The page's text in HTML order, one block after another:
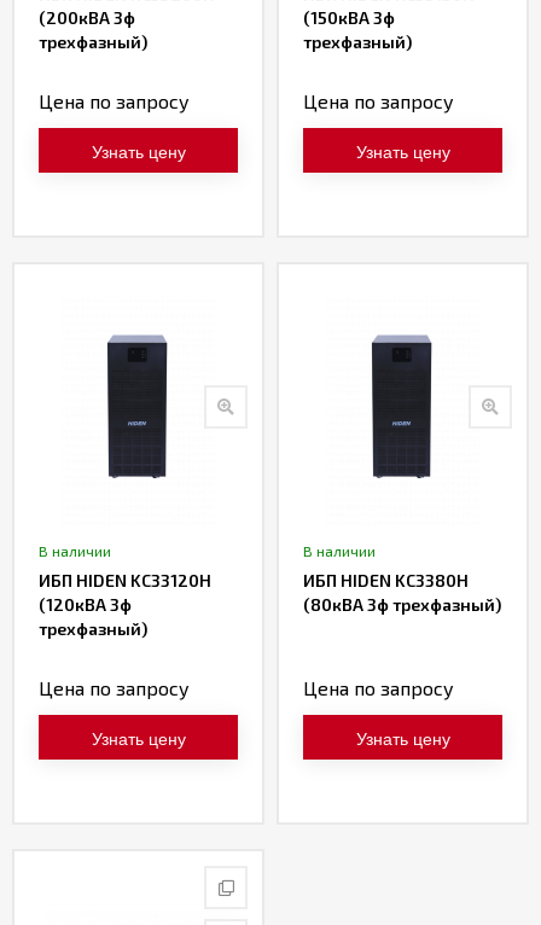
(200кВА 3ф
трехфазный)
Цена по запросу
Узнать цену
(150кВА 3ф
трехфазный)
Цена по запросу
Узнать цену
В наличии
ИБП HIDEN KC33120H
(120кВА 3ф
трехфазный)
Цена по запросу
Узнать цену
В наличии
ИБП HIDEN KC3380H
(80кВА 3ф трехфазный)
Цена по запросу
Узнать цену